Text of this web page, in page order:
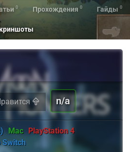
0 Прохождения 0 Гайды 0
n/a
Mac PlayStation 4
Switch